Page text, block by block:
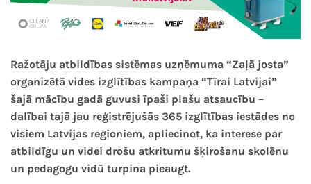
Ražotāju atbildības sistēmas uzņēmuma “Zaļā josta”
organizētā vides izglītības kampaņa “Tīrai Latvijai”
šajā mācību gadā guvusi īpaši plašu atsaucību –
dalībai tajā jau reģistrējušās 365 izglītības iestādes no
visiem Latvijas reģioniem, apliecinot, ka interese par
atbildīgu un videi drošu atkritumu šķirošanu skolēnu
un pedagogu vidū turpina pieaugt.